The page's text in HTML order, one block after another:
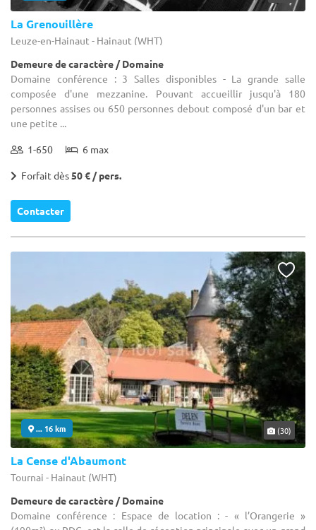
La Grenouillère
Leuze-en-Hainaut - Hainaut (WHT)
Demeure de caractère / Domaine
Domaine conférence : 3 Salles disponibles - La grande salle
composée d'une mezzanine. Pouvant accueillir jusqu'à 180
personnes assises ou 650 personnes debout composé d'un bar et
une petite ...
1-650 6 max
Forfait dès50 € / pers.
Contacter
... 16 km (30)
La Cense d'Abaumont
Tournai - Hainaut (WHT)
Demeure de caractère / Domaine
Domaine conférence : Espace de location : - « l’Orangerie »